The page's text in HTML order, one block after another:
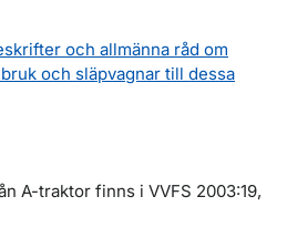
och allmänna råd om
och släpvagnar till dessa
A-traktor finns i VVFS 2003:19,